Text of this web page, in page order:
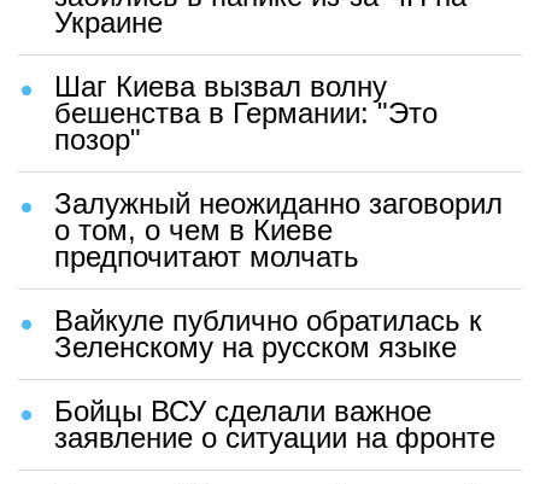
Украине
Шаг Киева вызвал волну
бешенства в Германии: "Это
позор"
Залужный неожиданно заговорил
о том, о чем в Киеве
предпочитают молчать
Вайкуле публично обратилась к
Зеленскому на русском языке
Бойцы ВСУ сделали важное
заявление о ситуации на фронте